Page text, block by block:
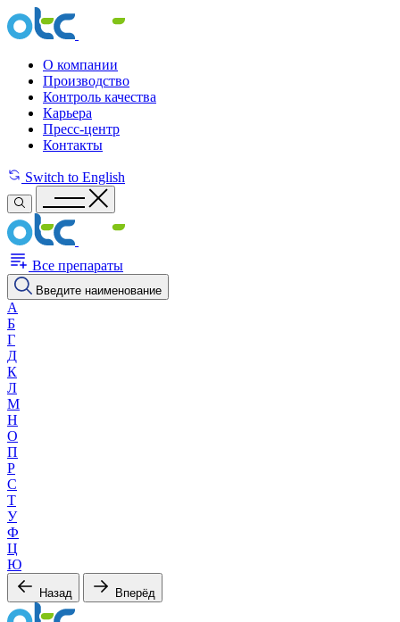
О компании
Производство
Контроль качества
Карьера
Пресс-центр
Контакты
Switch to English
Все препараты
Введите наименование
А
Б
Г
Д
К
Л
М
Н
О
П
Р
С
Т
У
Ф
Ц
Ю
Назад Вперёд